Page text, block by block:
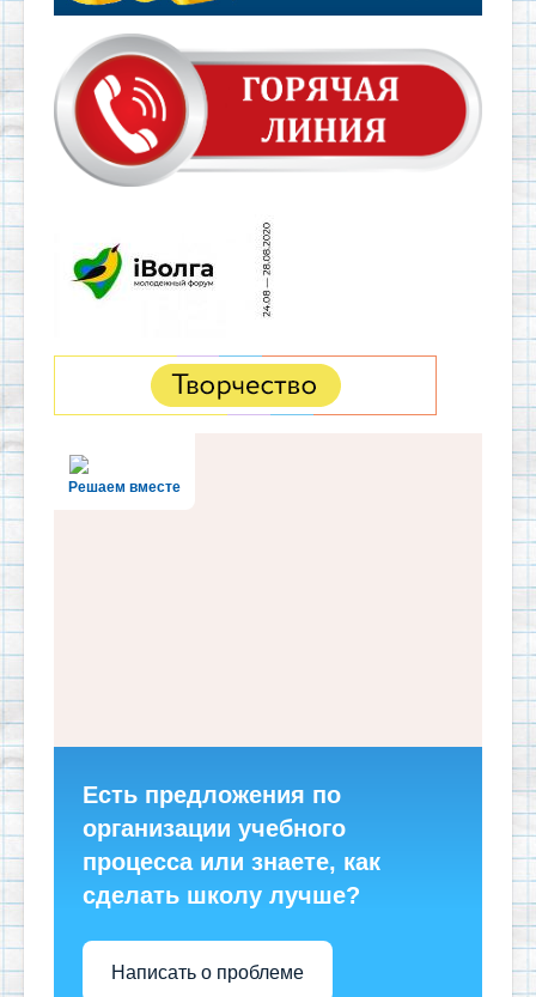
Решаем вместе
Есть предложения по
организации учебного
процесса или знаете, как
сделать школу лучше?
Написать о проблеме